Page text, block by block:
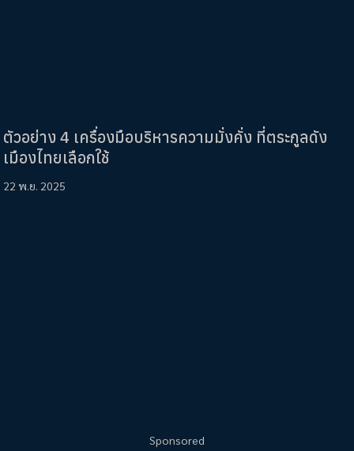
ตัวอย่าง 4 เครื่องมือบริหารความมั่งคั่ง ที่ตระกูลดัง
เมืองไทยเลือกใช้
22 พ.ย. 2025
Sponsored